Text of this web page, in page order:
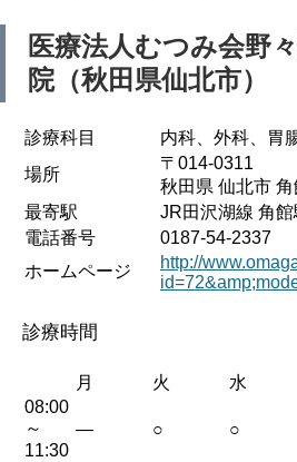
医療法人むつみ会野
院（秋田県仙北市）
診療科目
内科、外科、胃
場所
〒014-0311
秋田県 仙北市
最寄駅
JR田沢湖線 角
電話番号
0187-54-2337
ホームページ
http://
診療時間
月 火 水
08:00
～
11:30
— ○ ○